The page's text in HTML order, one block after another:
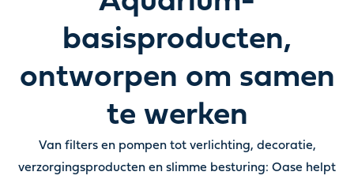
basisproducten,
ontworpen om samen
te werken
Van filters en pompen tot verlichting, decoratie,
verzorgingsproducten en slimme besturing: Oase helpt